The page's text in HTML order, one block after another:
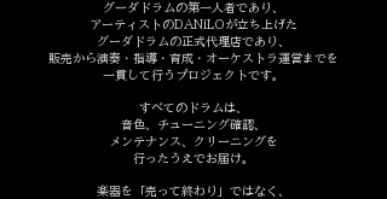
グーダドラムの第一人者であり、
アーティストのDANiLOが立ち上げた
グーダドラムの正式代理店であり、
販売から演奏・指導・育成・オーケストラ運営までを
一貫して行うプロジェクトです。
すべてのドラムは、
音色、チューニング確認、
メンテナンス、クリーニングを
行ったうえでお届け。
楽器を「売って終わり」ではなく、